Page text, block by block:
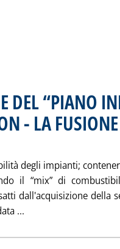
DEL “PIANO
- LA
degli impianti;
il “mix” di
dall'acquisizione della
...